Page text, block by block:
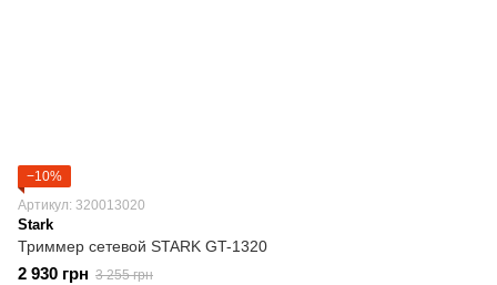
−10%
Артикул: 320013020
Stark
Триммер сетевой STARK GT-1320
2 930 грн 3 255 грн